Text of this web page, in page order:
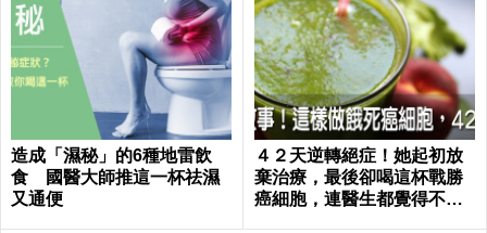
造成「濕秘」的6種地雷飲
食 國醫大師推這一杯祛濕
又通便
４２天逆轉絕症！她起初放
棄治療，最後卻喝這杯戰勝
癌細胞，連醫生都覺得不可